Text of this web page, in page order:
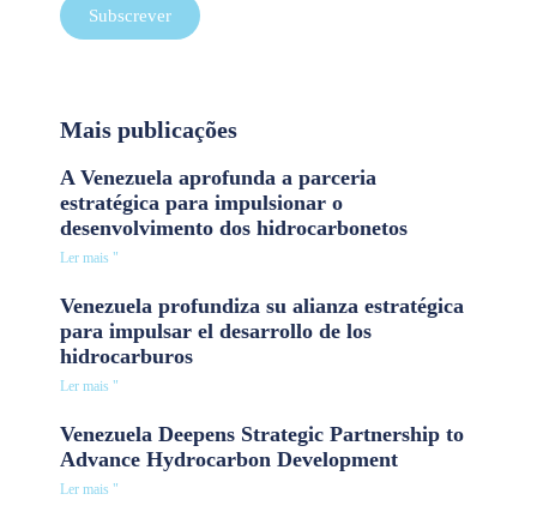
Subscrever
Mais publicações
A Venezuela aprofunda a parceria
estratégica para impulsionar o
desenvolvimento dos hidrocarbonetos
Ler mais "
Venezuela profundiza su alianza estratégica
para impulsar el desarrollo de los
hidrocarburos
Ler mais "
Venezuela Deepens Strategic Partnership to
Advance Hydrocarbon Development
Ler mais "